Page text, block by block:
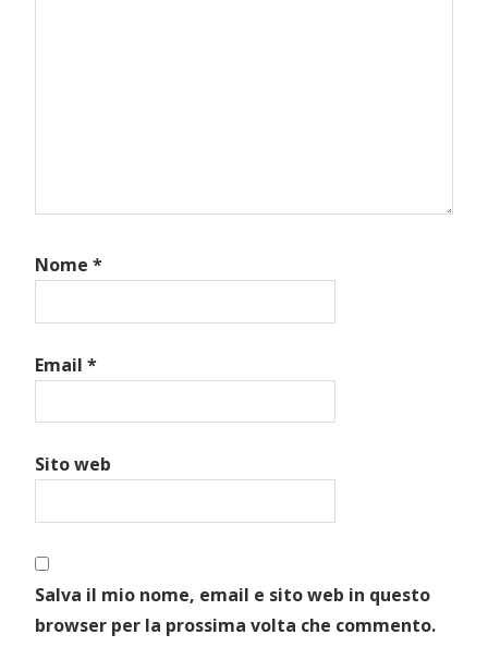
Nome *
Email *
Sito web
Salva il mio nome, email e sito web in questo
browser per la prossima volta che commento.